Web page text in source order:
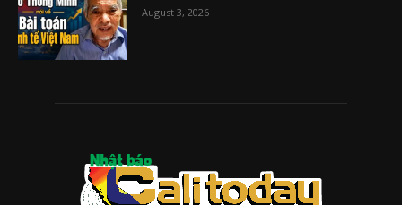
August 3, 2026